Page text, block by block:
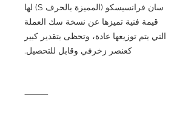
سان فرانسيسكو (المميزة بالحرف S) لها
قيمة فنية تميزها عن نسخة سك العملة
التي يتم توزيعها عادة، وتحظى بتقدير كبير
كعنصر زخرفي وقابل للتحصيل.
⸻